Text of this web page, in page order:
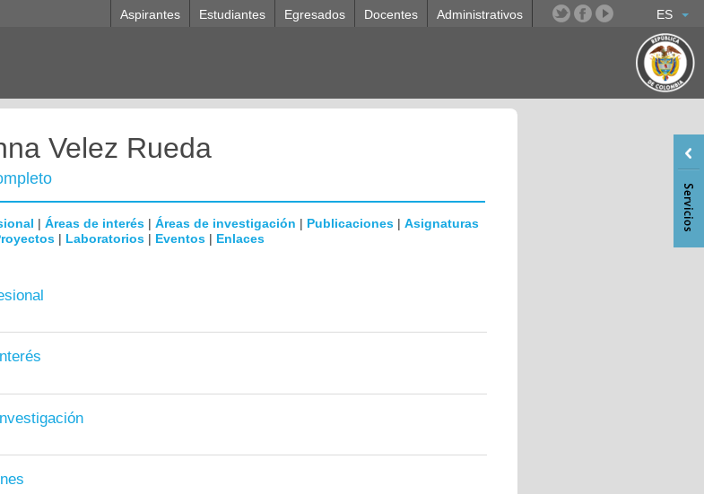
ES
Aspirantes Estudiantes Egresados Docentes Administrativos
Velez Rueda
| Áreas de interés | Áreas de investigación | Publicaciones | Asignaturas
| Laboratorios | Eventos | Enlaces